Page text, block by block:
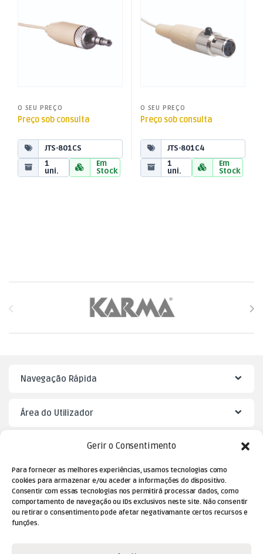
Gerir o Consentimento
Para fornecer as melhores experiências, usamos tecnologias como
cookies para armazenar e/ou aceder a informações do dispositivo.
Consentir com essas tecnologias nos permitirá processar dados, como
comportamento de navegação ou IDs exclusivos neste site. Não consentir
ou retirar o consentimento pode afetar negativamante certos recursos e
funções.
O SEU PREÇO
Preço sob consulta
JTS-801CS
1
uni.
Em
Stock
O SEU PREÇO
Preço sob consulta
JTS-801C4
1
uni.
Em
Stock
Navegação Rápida
Área do Utilizador